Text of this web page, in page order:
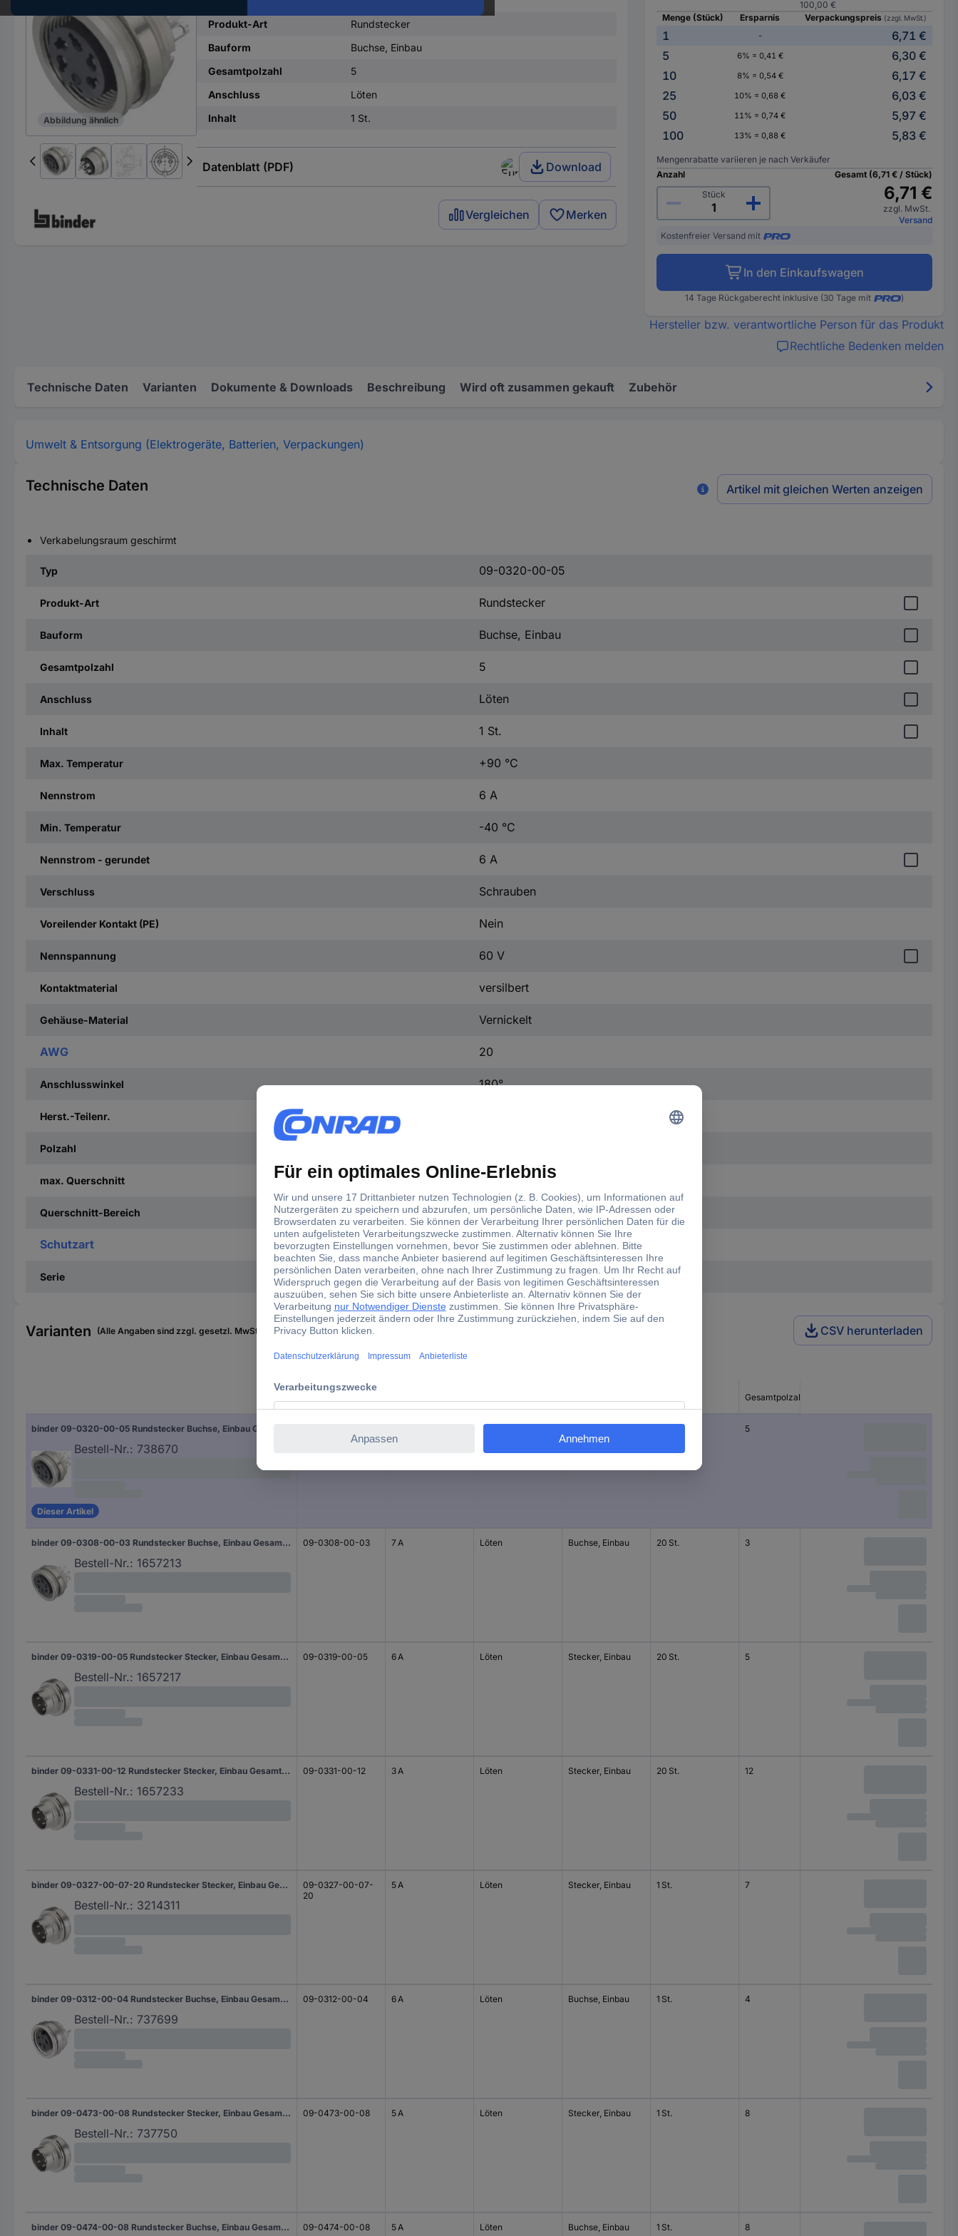
Teile-
Nr.
ein
Abbildung ähnlich
Produkt-Art
Rundstecker
Bauform
Buchse, Einbau
Gesamtpolzahl
5
Anschluss
Löten
Inhalt
1 St.
Datenblatt (PDF) Download
Vergleichen Merken
100,00 €
Menge (Stück)
Ersparnis Verpackungspreis (zzgl. MwSt.)
1 -
6,71 €
5
6% = 0,41 €
6,30 €
10
8% = 0,54 €
6,17 €
25
10% = 0,68 €
6,03 €
50
11% = 0,74 €
5,97 €
100
13% = 0,88 € 5,83 €
Mengenrabatte variieren je nach Verkäufer
Anzahl
Stück
Gesamt (6,71 € / Stück)
6,71 €
zzgl. MwSt.
Versand
Kostenfreier Versand mit
In den Einkaufswagen
14 Tage Rückgaberecht inklusive (30 Tage mit )
Hersteller bzw. verantwortliche Person für das Produkt
Rechtliche Bedenken melden
Technische Daten Varianten Dokumente & Downloads Beschreibung Wird oft zusammen gekauft Zubehör
Umwelt & Entsorgung (Elektrogeräte, Batterien, Verpackungen)
Technische Daten Artikel mit gleichen Werten anzeigen
Verkabelungsraum geschirmt
Typ 09-0320-00-05
Produkt-Art Rundstecker
Bauform Buchse, Einbau
Gesamtpolzahl 5
Anschluss Löten
Inhalt 1 St.
Max. Temperatur +90 °C
Nennstrom 6 A
Min. Temperatur -40 °C
Nennstrom - gerundet 6 A
Verschluss Schrauben
Voreilender Kontakt (PE) Nein
Nennspannung 60 V
Kontaktmaterial versilbert
Gehäuse-Material Vernickelt
AWG 20
Anschlusswinkel 180°
Herst.-Teilenr.
Polzahl
max. Querschnitt 0.75 mm²
Querschnitt-Bereich 0.75 mm² (max)
Schutzart IP40
Serie 680
Varianten (Alle Angaben sind zzgl. gesetzl. MwSt., zzgl. Versand) CSV herunterladen
gerundet
Gesamtpolzahl
Bestell-Nr.: 738670
Dieser Artikel
Löten 5
binder 09-0308-00-03 Rundstecker Buchse, Einbau Gesamtpolzahl: 3 Serie (Rundsteckverbinder): 680 20 St.
Bestell-Nr.: 1657213
09-0308-00-03 7 A Löten Buchse, Einbau 20 St. 3
binder 09-0319-00-05 Rundstecker Stecker, Einbau Gesamtpolzahl: 5 Serie (Rundsteckverbinder): 680 20 St.
Bestell-Nr.: 1657217
09-0319-00-05 6 A Löten Stecker, Einbau 20 St. 5
binder 09-0331-00-12 Rundstecker Stecker, Einbau Gesamtpolzahl: 12 Serie (Rundsteckverbinder): 680 20 St.
Bestell-Nr.: 1657233
09-0331-00-12 3 A Löten Stecker, Einbau 20 St. 12
binder 09-0327-00-07-20 Rundstecker Stecker, Einbau Gesamtpolzahl: 7 Serie (Rundsteckverbinder): 680 1 St.
Bestell-Nr.: 3214311
09-0327-00-07-
20
5 A Löten Stecker, Einbau 1 St. 7
binder 09-0312-00-04 Rundstecker Buchse, Einbau Gesamtpolzahl: 4 Serie (Rundsteckverbinder): 680 1 St.
Bestell-Nr.: 737699
09-0312-00-04 6 A Löten Buchse, Einbau 1 St. 4
binder 09-0473-00-08 Rundstecker Stecker, Einbau Gesamtpolzahl: 8 Serie (Rundsteckverbinder): 581 1 St.
Bestell-Nr.: 737750
09-0473-00-08 5 A Löten Stecker, Einbau 1 St. 8
binder 09-0474-00-08 Rundstecker Buchse, Einbau Gesamtpolzahl: 8 Serie (Rundsteckverbinder): 581 1 St. 09-0474-00-08 5 A Löten Buchse, Einbau 1 St. 8